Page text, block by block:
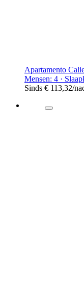
Apartamento
Mensen: 4 ·
Sinds € 113,32/